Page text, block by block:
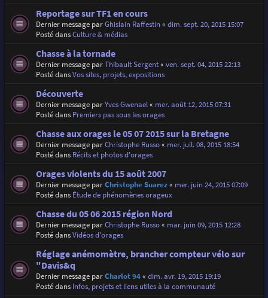
Reportage sur TF1 en cours
Dernier message parGhislain Raffestin« dim. sept. 20, 2015 15:07
Posté dansCulture & médias
Chasse à la tornade
Dernier message parThibault Sergent« ven. sept. 04, 2015 22:13
Posté dansVos sites, projets, expositions
Découverte
Dernier message parYves Gwenael« mer. août 12, 2015 07:31
Posté dans Premiers pas sous les orages
Chasse aux orages le 05 07 2015 sur la Bretagne
Dernier message parChristophe Russo« mer. juil. 08, 2015 18:54
Posté dans Récits et photos d'orages
Orages violents du 15 août 2007
Dernier message parChristophe Suarez« mer. juin 24, 2015 07:09
Posté dans Étude de phénomènes orageux
Chasse du 05 06 2015 région Nord
Dernier message parChristophe Russo« mar. juin 09, 2015 12:28
Posté dansVidéos d'orages
Réglage anémomètre, brancher compteur vélo sur
"Davis&q
Dernier message parCharlot 94« dim. avr. 19, 2015 19:19
Posté dans Infos, projets et liens utiles à la communauté